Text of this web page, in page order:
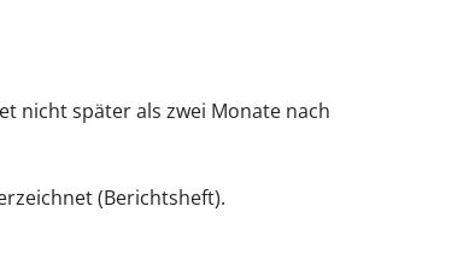
nicht später als zwei Monate nach
(Berichtsheft).